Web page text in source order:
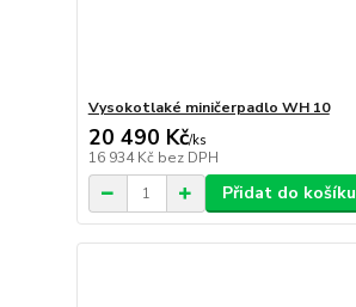
Vysokotlaké miničerpadlo WH 10
20 490 Kč/ks
16 934 Kč bez DPH
Přidat do košíku